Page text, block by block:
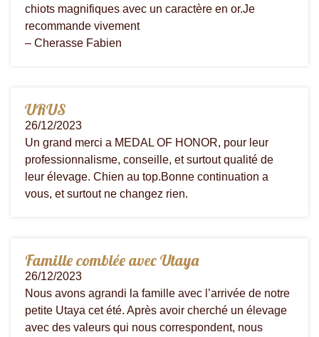
chiots magnifiques avec un caractère en or.Je
recommande vivement
– Cherasse Fabien
URUS
26/12/2023
Un grand merci a MEDAL OF HONOR, pour leur
professionnalisme, conseille, et surtout qualité de
leur élevage. Chien au top.Bonne continuation a
vous, et surtout ne changez rien.
Famille comblée avec Utaya
26/12/2023
Nous avons agrandi la famille avec l’arrivée de notre
petite Utaya cet été. Après avoir cherché un élevage
avec des valeurs qui nous correspondent, nous